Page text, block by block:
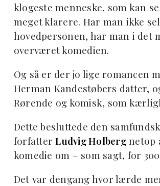
klogeste menneske, som kan
meget klarere. Har man ikke
hovedpersonen, har man i det
overværet komedien.
Og så er der jo lige romancen
Herman Kandestøbers datter,
Rørende og komisk, som
Dette besluttede den
forfatterLudvig Holbergnetop
komedie om – som sagt, for
Det var dengang hvor lærde